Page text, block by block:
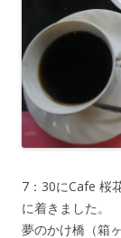
7：30にCafe 桜
に着きました。
夢のかけ橋（箱